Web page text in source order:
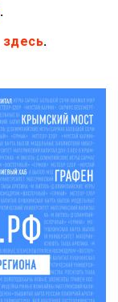
.
здесь.